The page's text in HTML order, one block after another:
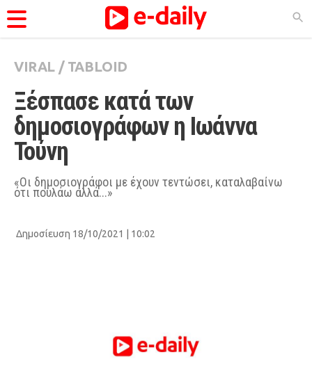
ΚΑΤΗΓΟΡΊΕΣ
Ειδήσεις
Θέματα
Videos
Podcasts
Life
VIRAL / TABLOID
Ξέσπασε κατά των
δημοσιογράφων η Ιωάννα
Τούνη
«Oι δημοσιογράφοι με έχουν τεντώσει, καταλαβαίνω
ότι πουλάω αλλά...»
Δημοσίευση 18/10/2021 | 10:02